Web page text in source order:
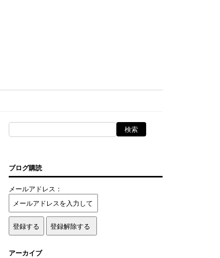
ブログ購読
メールアドレス：
アーカイブ